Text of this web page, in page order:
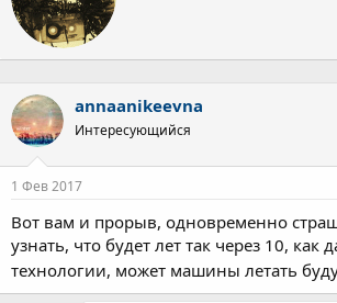
annaanikeevna
Интересующийся
1 Фев 2017
Вот вам и прорыв, одновременно
узнать, что будет лет так через 10, как
технологии, может машины летать